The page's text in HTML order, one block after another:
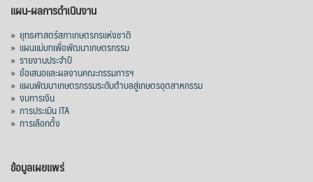
แผน-ผลการดำเนินงาน
» ยุทธศาสตร์สภาเกษตรกรแห่งชาติ
» แผนแม่บทเพื่อพัฒนาเกษตรกรรม
» รายงานประจำปี
» ข้อเสนอและผลงานคณะกรรมการฯ
» แผนพัฒนาเกษตรกรรมระดับตำบลสู่เกษตรอุตสาหกรรม
» งบการเงิน
» การประเมิน ITA
» การเลือกตั้ง
ข้อมูลเผยแพร่